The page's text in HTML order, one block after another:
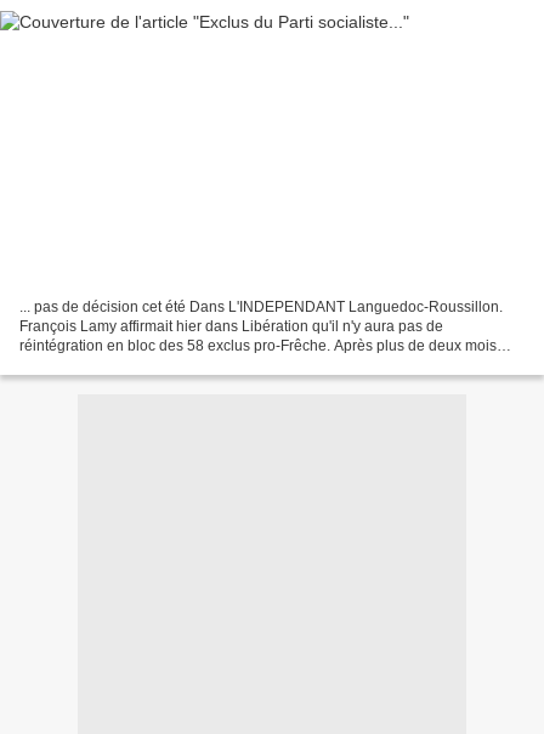
... pas de décision cet été Dans L'INDEPENDANT Languedoc-Roussillon.
François Lamy affirmait hier dans Libération qu'il n'y aura pas de
réintégration en bloc des 58 exclus pro-Frêche. Après plus de deux mois